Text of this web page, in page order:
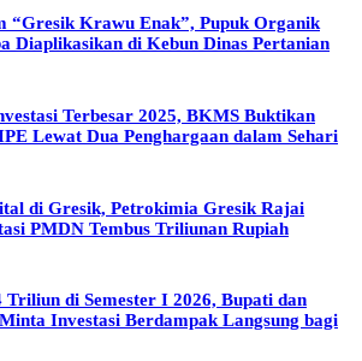
“Gresik Krawu Enak”, Pupuk Organik
Diaplikasikan di Kebun Dinas Pertanian
Terbesar 2025, BKMS Buktikan
Lewat Dua Penghargaan dalam Sehari
di Gresik, Petrokimia Gresik Rajai
PMDN Tembus Triliunan Rupiah
Triliun di Semester I 2026, Bupati dan
Investasi Berdampak Langsung bagi